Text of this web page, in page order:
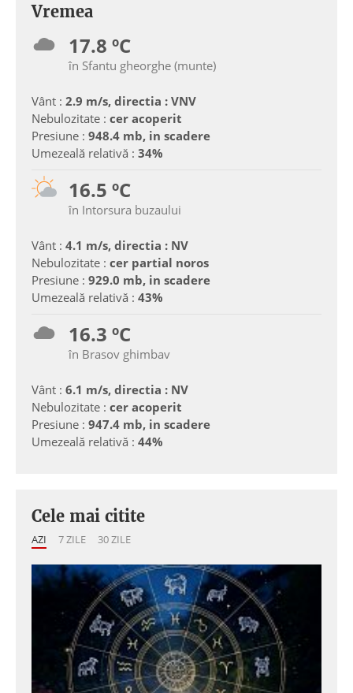
Vremea
17.8 ºC
în Sfantu gheorghe (munte)
Vânt : 2.9 m/s, directia : VNV
Nebulozitate : cer acoperit
Presiune : 948.4 mb, in scadere
Umezeală relativă : 34%
16.5 ºC
în Intorsura buzaului
Vânt : 4.1 m/s, directia : NV
Nebulozitate : cer partial noros
Presiune : 929.0 mb, in scadere
Umezeală relativă : 43%
16.3 ºC
în Brasov ghimbav
Vânt : 6.1 m/s, directia : NV
Nebulozitate : cer acoperit
Presiune : 947.4 mb, in scadere
Umezeală relativă : 44%
Cele mai citite
AZI 7 ZILE 30 ZILE